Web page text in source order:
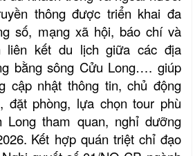
thông được triển khai đa
số, mạng xã hội, báo chí và
liên kết du lịch giữa các địa
bằng sông Cửu Long…. giúp
cập nhật thông tin, chủ động
đặt phòng, lựa chọn tour phù
Long tham quan, nghỉ dưỡng
Kết hợp quán triệt chỉ đạo